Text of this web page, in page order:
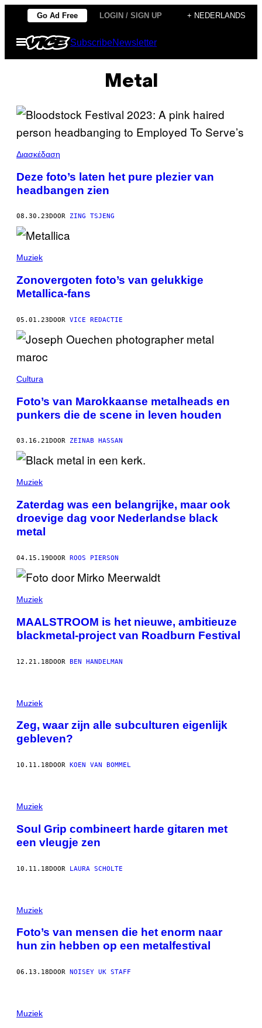
de
Go Ad Free LOGIN / SIGN UP + NEDERLANDS
Open
menu
SubscribeNewsletter
Metal
Διασκέδαση
Deze foto’s laten het pure plezier van
headbangen zien
08.30.23DOOR ZING TSJENG
Muziek
Zonovergoten foto’s van gelukkige
Metallica-fans
05.01.23DOOR VICE REDACTIE
Cultura
Foto’s van Marokkaanse metalheads en
punkers die de scene in leven houden
03.16.21DOOR ZEINAB HASSAN
Muziek
Zaterdag was een belangrijke, maar ook
droevige dag voor Nederlandse black
metal
04.15.19DOOR ROOS PIERSON
Muziek
MAALSTROOM is het nieuwe, ambitieuze
blackmetal-project van Roadburn Festival
12.21.18DOOR BEN HANDELMAN
Muziek
Zeg, waar zijn alle subculturen eigenlijk
gebleven?
10.11.18DOOR KOEN VAN BOMMEL
Muziek
Soul Grip combineert harde gitaren met
een vleugje zen
10.11.18DOOR LAURA SCHOLTE
Muziek
Foto’s van mensen die het enorm naar
hun zin hebben op een metalfestival
06.13.18DOOR NOISEY UK STAFF
Muziek